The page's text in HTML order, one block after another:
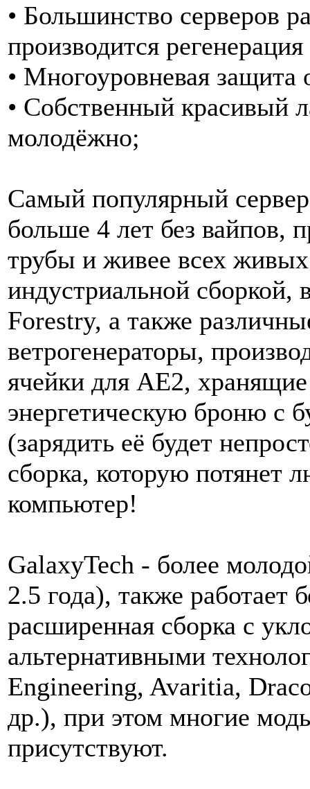
• Большинство серверов
производится
• Многоуровневая защита
• Собственный красивый
молодёжно;
Самый популярный
больше 4 лет без вайпов,
трубы и живее всех живых
индустриальной
Forestry, а также
ветрогенераторы,
ячейки для AE2,
энергетическую броню с
(зарядить её будет
сборка, которую потянет
компьютер!
GalaxyTech - более
2.5 года), также работает
расширенная сборка с
альтернативными
Engineering, Avaritia,
др.), при этом многие
присутствуют.